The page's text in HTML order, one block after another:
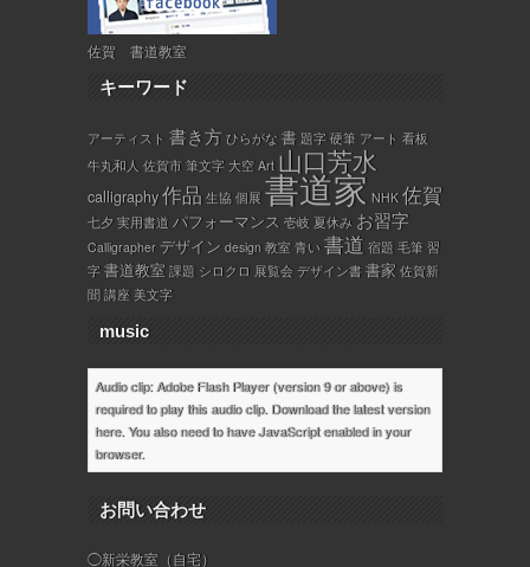
佐賀 書道教室
キーワード
アーティスト 書き方 ひらがな 書 題字 硬筆 アート 看板
牛丸和人 佐賀市 筆文字 大空 Art 山口芳水
calligraphy作品 生協 個展 書道家 NHK 佐賀
七夕 実用書道 パフォーマンス 壱岐 夏休み お習字
Calligrapher デザイン design 教室 青い 書道 宿題 毛筆 習
字 書道教室 課題 シロクロ 展覧会 デザイン書 書家 佐賀新
聞 講座 美文字
music
Audio clip: Adobe Flash Player (version 9 or above) is
required to play this audio clip. Download the latest version
here. You also need to have JavaScript enabled in your
browser.
お問い合わせ
◯新栄教室（自宅）